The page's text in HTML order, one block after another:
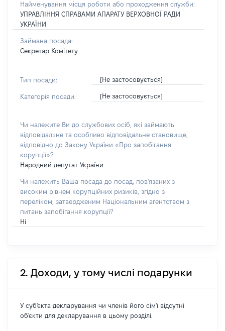
Найменування місця роботи або проходження служби:
УПРАВЛІННЯ СПРАВАМИ АПАРАТУ ВЕРХОВНОЇ РАДИ
УКРАЇНИ
Займана посада:
Секретар Комітету
Тип посади: [Не застосовується]
Категорія посади: [Не застосовується]
Чи належите Ви до службових осіб, які займають
відповідальне та особливо відповідальне становище,
відповідно до Закону України «Про запобігання
корупції»?
Народний депутат України
Чи належить Ваша посада до посад, пов'язаних з
високим рівнем корупційних ризиків, згідно з
переліком, затвердженим Національним агентством з
питань запобігання корупції?
Ні
2. Доходи, у тому числі подарунки
У суб'єкта декларування чи членів його сім'ї відсутні
об'єкти для декларування в цьому розділі.